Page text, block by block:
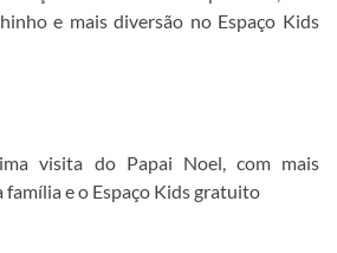
e mais diversão no Espaço Kids
visita do Papai Noel, com mais
e o Espaço Kids gratuito